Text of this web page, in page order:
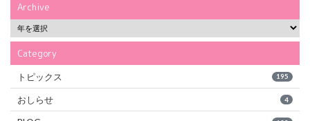
Archive
Category
トピックス 195
おしらせ 4